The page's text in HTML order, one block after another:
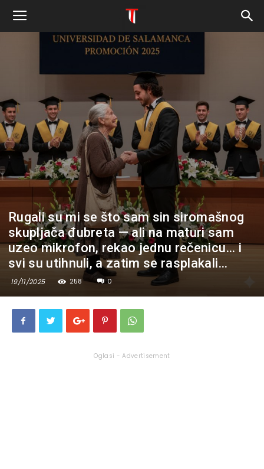
Rugali su mi se što sam sin siromašnog
skupljača đubreta — ali na maturi sam
uzeo mikrofon, rekao jednu rečenicu… i
svi su utihnuli, a zatim se rasplakali…
19/11/2025 258 0
Oglasi - Advertisement